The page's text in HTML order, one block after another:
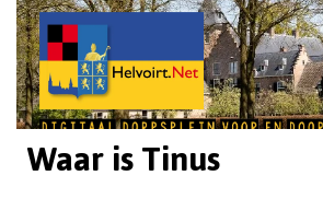
Waar is Tinus